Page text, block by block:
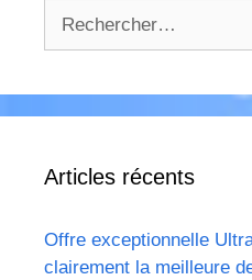
Articles récents
Offre exceptionnelle
clairement la meilleure